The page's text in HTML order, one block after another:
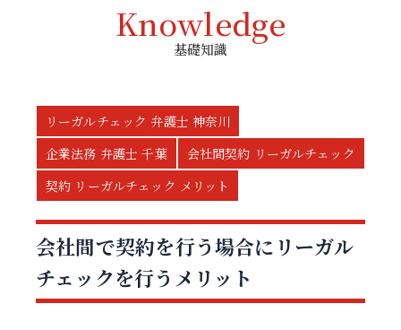
Knowledge
基礎知識
リーガルチェック 弁護士 神奈川
企業法務 弁護士 千葉
会社間契約 リーガルチェック
契約 リーガルチェック メリット
会社間で契約を行う場合にリーガル
チェックを行うメリット